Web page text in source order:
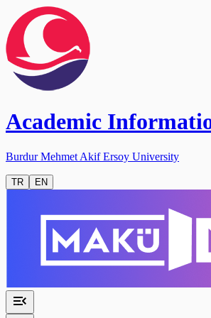
Academic
Burdur Mehmet Akif Ersoy University
TR EN
menu_open